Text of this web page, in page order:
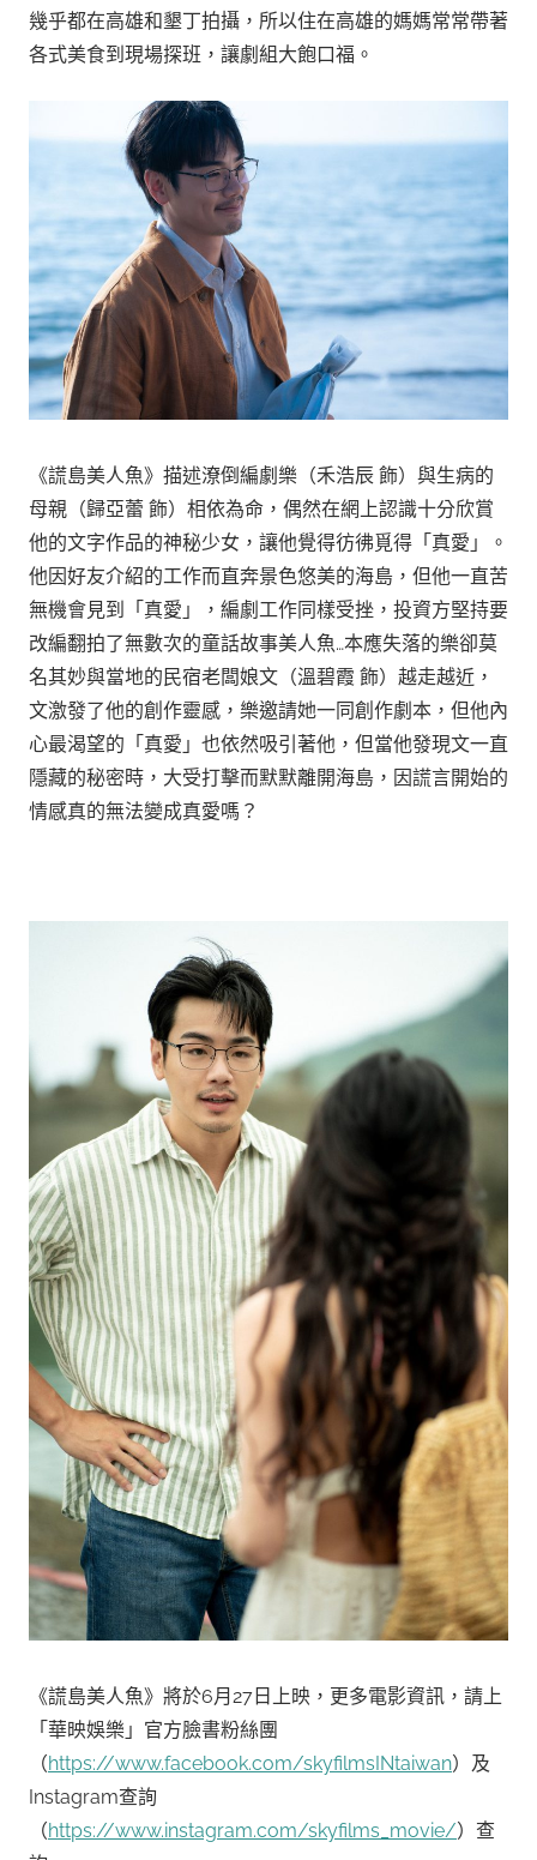
幾乎都在高雄和墾丁拍攝，所以住在高雄的媽媽常常帶著
各式美食到現場探班，讓劇組大飽口福。
《謊島美人魚》描述潦倒編劇樂（禾浩辰 飾）與生病的
母親（歸亞蕾 飾）相依為命，偶然在網上認識十分欣賞
他的文字作品的神秘少女，讓他覺得彷彿覓得「真愛」。
他因好友介紹的工作而直奔景色悠美的海島，但他一直苦
無機會見到「真愛」，編劇工作同樣受挫，投資方堅持要
改編翻拍了無數次的童話故事美人魚…本應失落的樂卻莫
名其妙與當地的民宿老闆娘文（溫碧霞 飾）越走越近，
文激發了他的創作靈感，樂邀請她一同創作劇本，但他內
心最渴望的「真愛」也依然吸引著他，但當他發現文一直
隱藏的秘密時，大受打擊而默默離開海島，因謊言開始的
情感真的無法變成真愛嗎？
《謊島美人魚》將於6月27日上映，更多電影資訊，請上
「華映娛樂」官方臉書粉絲團
（https://www.facebook.com/skyfilmsINtaiwan）及
Instagram查詢
（https://www.instagram.com/skyfilms_movie/）查